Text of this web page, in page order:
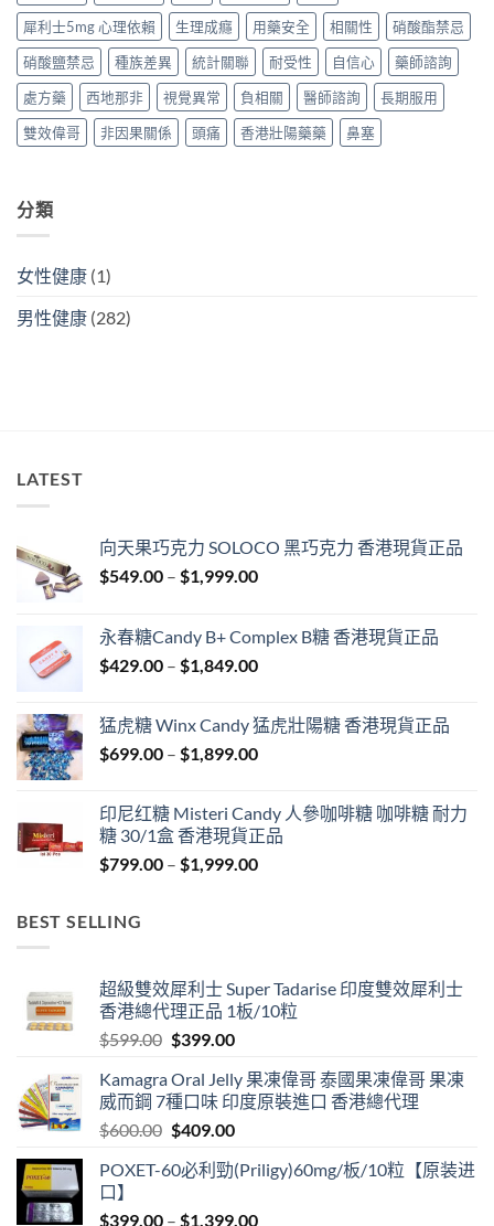
中
睇
（2026
香
港
購
指
南）〉
貨？
2026
價
格、
效
與
使
犀利士5mg 心理依賴 生理成癮 用藥安全 相關性
硝酸酯禁忌
硝酸鹽禁忌
種族差異 統計關聯 耐受性 自信心
藥師諮詢
處方藥
西地那非 視覺異常 負相關 醫師諮詢
長期服用
雙效偉哥
非因果關係 頭痛 香港壯陽藥藥 鼻塞
分類
女性健康 (1)
男性健康 (282)
LATEST
向天果巧克力 SOLOCO 黑巧克力 香港現貨正品
$549.00 – $1,999.00Price
through
$1,999.00
永春糖Candy B+ Complex B糖 香港現貨正品
$429.00 – $1,849.00Price
through
$1,849.00
猛虎糖 Winx Candy 猛虎壯陽糖 香港現貨正品
$699.00 – $1,899.00Price
through
$1,899.00
印尼红糖 Misteri Candy 人參咖啡糖 咖啡糖 耐力
糖 30/1盒 香港現貨正品
$799.00 – $1,999.00Price
BEST SELLING
超級雙效犀利士 Super Tadarise 印度雙效犀利士
香港總代理正品 1板/10粒
$599.00 Original
was:
$599.00.
$399.00Current
is:
$399.00.
Kamagra Oral Jelly 果凍偉哥 泰國果凍偉哥 果凍
威而鋼 7種口味 印度原裝進口 香港總代理
$600.00 Original
was:
$409.00Current
is:
POXET-60必利勁(Priligy)60mg/板/10粒【原装进
口】
$399.00 – $1,399.00Price